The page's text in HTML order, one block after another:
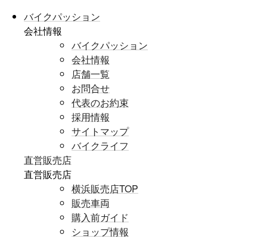
バイクパッション
会社情報
バイクパッション
会社情報
店舗一覧
お問合せ
代表のお約束
採用情報
サイトマップ
バイクライフ
直営販売店
直営販売店
横浜販売店TOP
販売車両
購入前ガイド
ショップ情報